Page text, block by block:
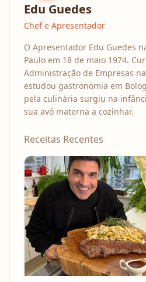
Edu Guedes
Chef e Apresentador
O Apresentador Edu Guedes
Paulo em 18 de maio 1974.
Administração de Empresas
estudou gastronomia em
pela culinária surgiu na
sua avó materna a cozinhar.
Receitas Recentes